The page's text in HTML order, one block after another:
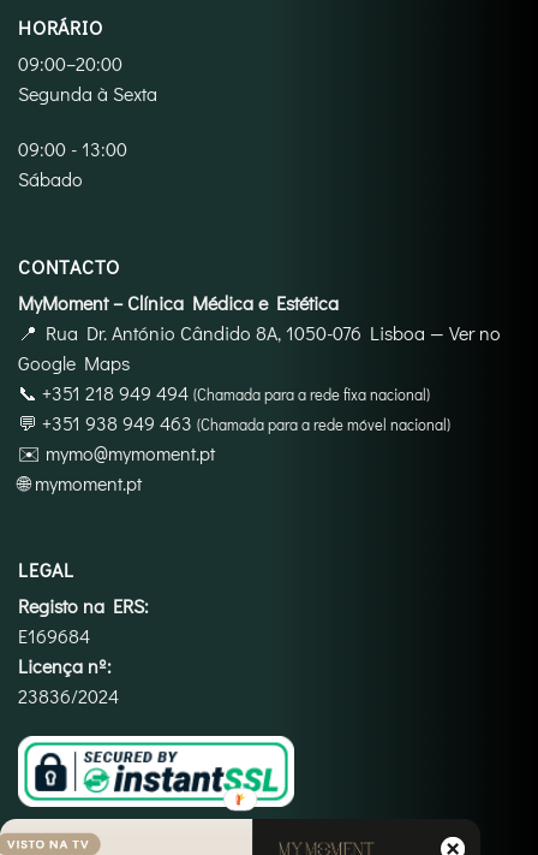
HORÁRIO
09:00–20:00
Segunda à Sexta
09:00 - 13:00
Sábado
CONTACTO
MyMoment – Clínica Médica e Estética
📍 Rua Dr. António Cândido 8A, 1050-076 Lisboa — Ver no
Google Maps
📞 +351 218 949 494 (Chamada para a rede fixa nacional)
💬 +351 938 949 463 (Chamada para a rede móvel nacional)
✉️ mymo@mymoment.pt
🌐mymoment.pt
LEGAL
Registo na ERS:
E169684
Licença nº:
23836/2024